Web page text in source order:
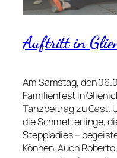
Auftritt in
Am Samstag, den
Familienfest in
Tanzbeitrag zu Gast.
die Schmetterlinge,
Steppladies –
Können. Auch